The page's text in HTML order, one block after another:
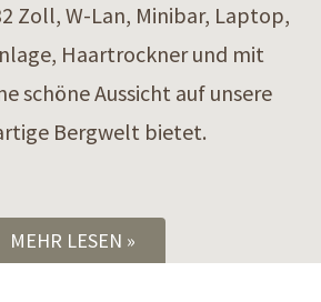
Zoll, W-Lan, Minibar, Laptop,
Haartrockner und mit
schöne Aussicht auf unsere
Bergwelt bietet.
MEHR LESEN